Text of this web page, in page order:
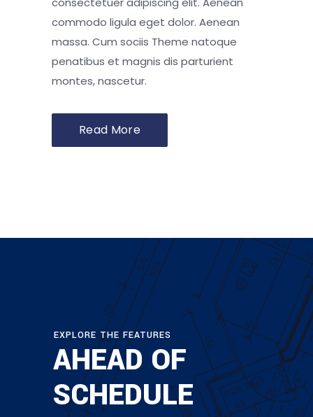
commodo ligula eget dolor. Aenean
massa. Cum sociis Theme natoque
penatibus et magnis dis parturient
montes, nascetur.
Read More
EXPLORE THE FEATURES
AHEAD OF
SCHEDULE